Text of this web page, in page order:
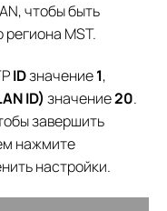
чтобы быть
MST.
IDзначение1,
ID) значение20.
завершить
нажмите
настройки.